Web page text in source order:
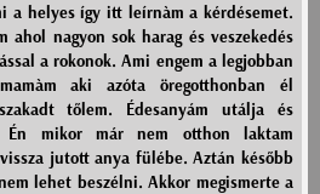
a helyes így itt leírnàm a kérdésemet.
ahol nagyon sok harag és veszekedés
a rokonok. Ami engem a legjobban
aki azóta öregotthonban él
tőlem. Édesanyám utálja és
mikor már nem otthon laktam
jutott anya fülébe. Aztán később
lehet beszélni. Akkor megismerte a